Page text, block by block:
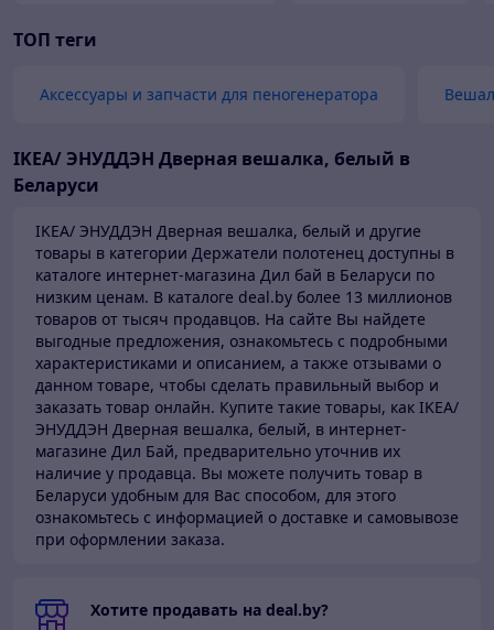
ТОП теги
Аксессуары и запчасти для пеногенератора
IKEA/ ЭНУДДЭН Дверная вешалка, белый в
Беларуси
IKEA/ ЭНУДДЭН Дверная вешалка, белый и другие
товары в категории Держатели полотенец доступны в
каталоге интернет-магазина Дил бай в Беларуси по
низким ценам. В каталоге deal.by более 13 миллионов
товаров от тысяч продавцов. На сайте Вы найдете
выгодные предложения, ознакомьтесь с подробными
характеристиками и описанием, а также отзывами о
данном товаре, чтобы сделать правильный выбор и
заказать товар онлайн. Купите такие товары, как IKEA/
ЭНУДДЭН Дверная вешалка, белый, в интернет-
магазине Дил Бай, предварительно уточнив их
наличие у продавца. Вы можете получить товар в
Беларуси удобным для Вас способом, для этого
ознакомьтесь с информацией о доставке и самовывозе
при оформлении заказа.
Хотите продавать на deal.by?